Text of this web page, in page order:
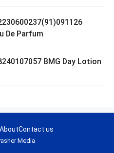
De Parfum
BMG Day Lotion
Media
Contact us